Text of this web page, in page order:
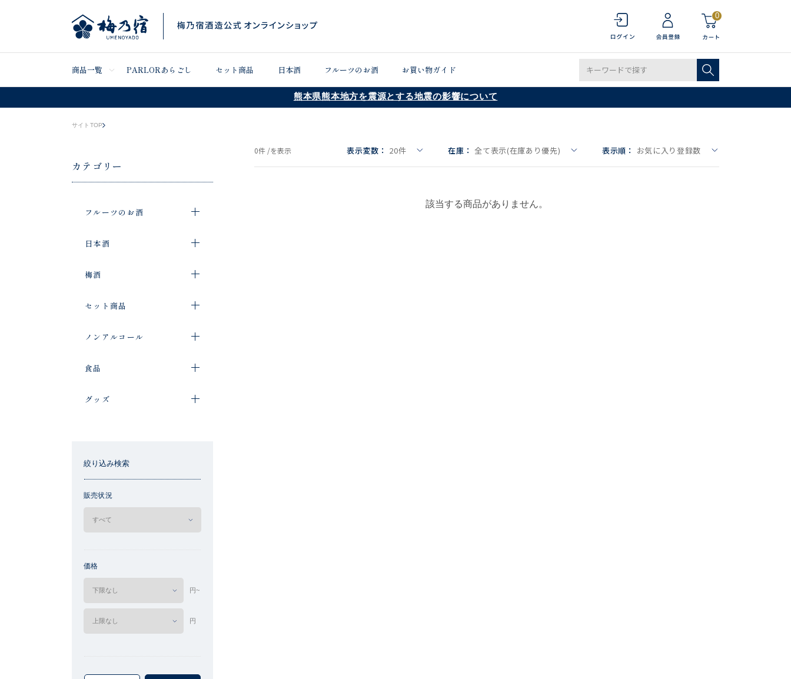
0
商品一覧 PARLORあらごし セット商品 日本酒 フルーツのお酒 お買い物ガイド
熊本県熊本地方を震源とする地震の影響について
サイトTOP
カテゴリー
フルーツのお酒
日本酒
梅酒
セット商品
ノンアルコール
食品
グッズ
絞り込み検索
販売状況
価格
円~
円
0件 /を表示 表示変数： 20件 在庫： 全て表示(在庫あり優先) 表示順： お気に入り登録数
該当する商品がありません。